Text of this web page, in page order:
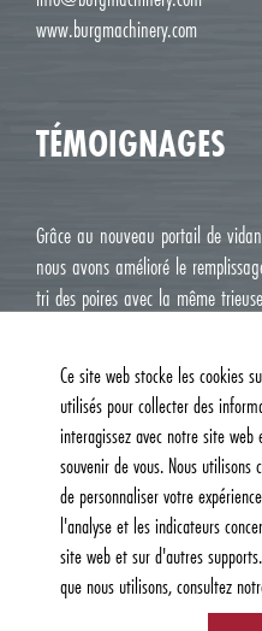
www.burgmachinery.com
TÉMOIGNAGES
Grâce au nouveau portail de
nous avons amélioré le
tri des poires avec la même
© 2026, Burg Machinefabriek
Ce site web stocke les cookies
utilisés pour collecter des
interagissez avec notre site
souvenir de vous. Nous
de personnaliser votre
l'analyse et les indicateurs
site web et sur d'autres
que nous utilisons, consultez